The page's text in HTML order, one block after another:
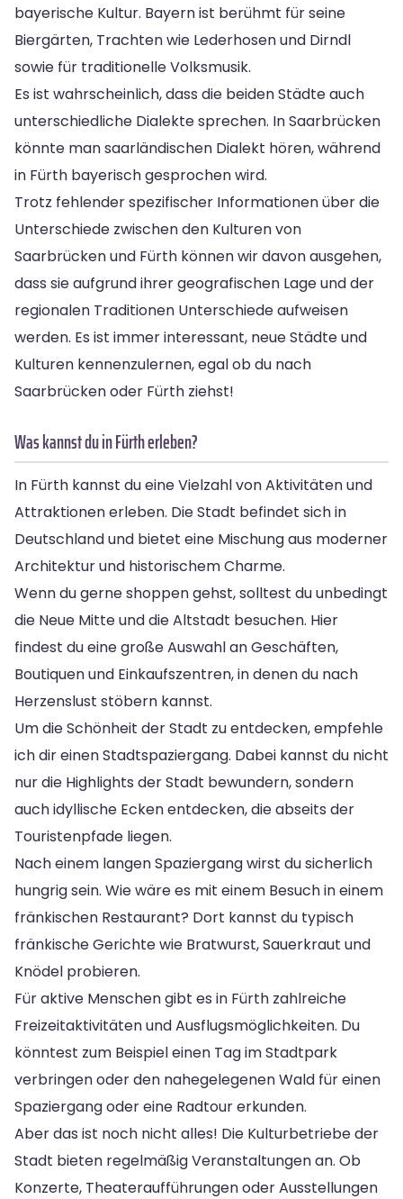
bayerische Kultur. Bayern ist berühmt für seine
Biergärten, Trachten wie Lederhosen und Dirndl
sowie für traditionelle Volksmusik.
Es ist wahrscheinlich, dass die beiden Städte auch
unterschiedliche Dialekte sprechen. In Saarbrücken
könnte man saarländischen Dialekt hören, während
in Fürth bayerisch gesprochen wird.
Trotz fehlender spezifischer Informationen über die
Unterschiede zwischen den Kulturen von
Saarbrücken und Fürth können wir davon ausgehen,
dass sie aufgrund ihrer geografischen Lage und der
regionalen Traditionen Unterschiede aufweisen
werden. Es ist immer interessant, neue Städte und
Kulturen kennenzulernen, egal ob du nach
Saarbrücken oder Fürth ziehst!
Was kannst du in Fürth erleben?
In Fürth kannst du eine Vielzahl von Aktivitäten und
Attraktionen erleben. Die Stadt befindet sich in
Deutschland und bietet eine Mischung aus moderner
Architektur und historischem Charme.
Wenn du gerne shoppen gehst, solltest du unbedingt
die Neue Mitte und die Altstadt besuchen. Hier
findest du eine große Auswahl an Geschäften,
Boutiquen und Einkaufszentren, in denen du nach
Herzenslust stöbern kannst.
Um die Schönheit der Stadt zu entdecken, empfehle
ich dir einen Stadtspaziergang. Dabei kannst du nicht
nur die Highlights der Stadt bewundern, sondern
auch idyllische Ecken entdecken, die abseits der
Touristenpfade liegen.
Nach einem langen Spaziergang wirst du sicherlich
hungrig sein. Wie wäre es mit einem Besuch in einem
fränkischen Restaurant? Dort kannst du typisch
fränkische Gerichte wie Bratwurst, Sauerkraut und
Knödel probieren.
Für aktive Menschen gibt es in Fürth zahlreiche
Freizeitaktivitäten und Ausflugsmöglichkeiten. Du
könntest zum Beispiel einen Tag im Stadtpark
verbringen oder den nahegelegenen Wald für einen
Spaziergang oder eine Radtour erkunden.
Aber das ist noch nicht alles! Die Kulturbetriebe der
Stadt bieten regelmäßig Veranstaltungen an. Ob
Konzerte, Theateraufführungen oder Ausstellungen